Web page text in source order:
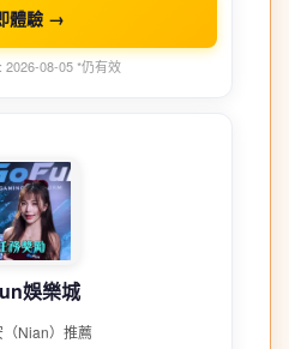
體驗 →
2026-08-05 *仍有效
娛樂城
Nian）推薦